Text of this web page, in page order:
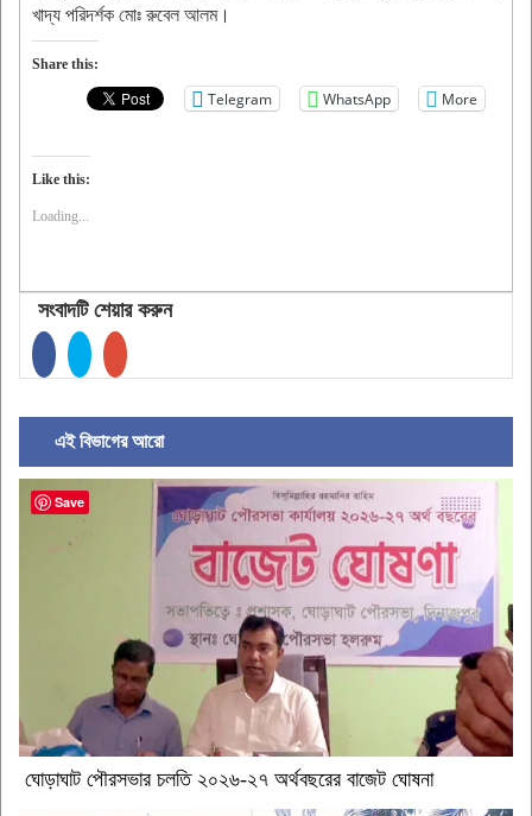
খাদ্য পরিদর্শক মোঃ রুবেল আলম।
Share this:
Telegram WhatsApp More
Like this:
Loading...
সংবাদটি শেয়ার করুন
এই বিভাগের আরো
ঘোড়াঘাট পৌরসভার চলতি ২০২৬-২৭ অর্থবছরের বাজেট ঘোষনা
Save